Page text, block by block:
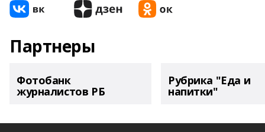
Партнеры
Фотобанк
журналистов РБ
Рубрика "Еда и
напитки"